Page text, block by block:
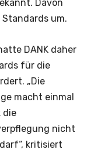
Davon
um.
DANK daher
für die
„Die
macht einmal
die
nicht
kritisiert